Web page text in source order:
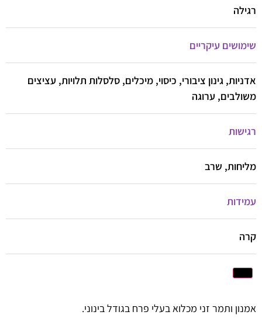
רגילה
שימושים עיקריים
אדניות, גינון ציבורי, כיסוי, מיכלים, סלסלות תלויות, עציצים
משולבים, ערוגה
רגישות
מליחות, שרב
עמידות
קרה
אמנון ותמר זני מכלוא בעלי פרח בגודל בינוני.